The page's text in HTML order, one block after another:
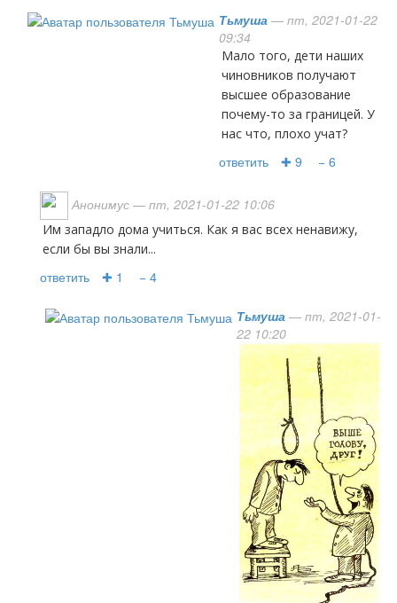
Тьмуша — пт, 2021-01-22
09:34
Мало того, дети наших
чиновников получают
высшее образование
почему-то за границей. У
нас что, плохо учат?
ответить ✚ 9 − 6
Анонимус — пт, 2021-01-22 10:06
Им западло дома учиться. Как я вас всех ненавижу,
если бы вы знали...
ответить ✚ 1 − 4
Тьмуша — пт, 2021-01-
22 10:20